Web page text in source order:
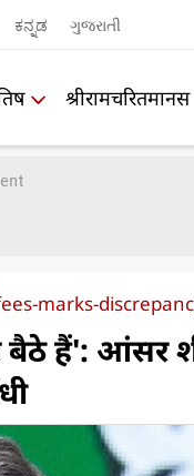
ಕನ್ನಡ ગુજરાતી
श्रीरामचरितमानस
marks-
हैं': आंसर